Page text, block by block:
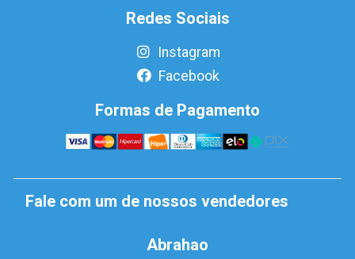
Redes Sociais
Instagram
Facebook
Formas de Pagamento
Fale com um de nossos vendedores
Abrahao